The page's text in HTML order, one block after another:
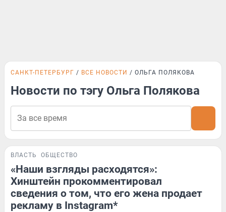
САНКТ-ПЕТЕРБУРГ ВСЕ НОВОСТИ ОЛЬГА ПОЛЯКОВА
Новости по тэгу Ольга Полякова
ВЛАСТЬ ОБЩЕСТВО
«Наши взгляды расходятся»:
Хинштейн прокомментировал
сведения о том, что его жена продает
рекламу в Instagram*